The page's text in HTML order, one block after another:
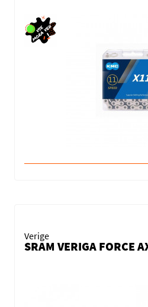
Verige
SRAM VERIGA FORCE